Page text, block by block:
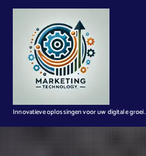
n
Innovatieve oplossingen voor uw digitale groei.